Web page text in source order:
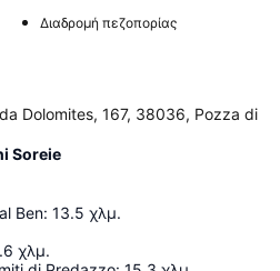
Διαδρομή πεζοπορίας
Dolomites, 167, 38036, Pozza di
Soreie
Ben: 13.5 χλμ.
χλμ.